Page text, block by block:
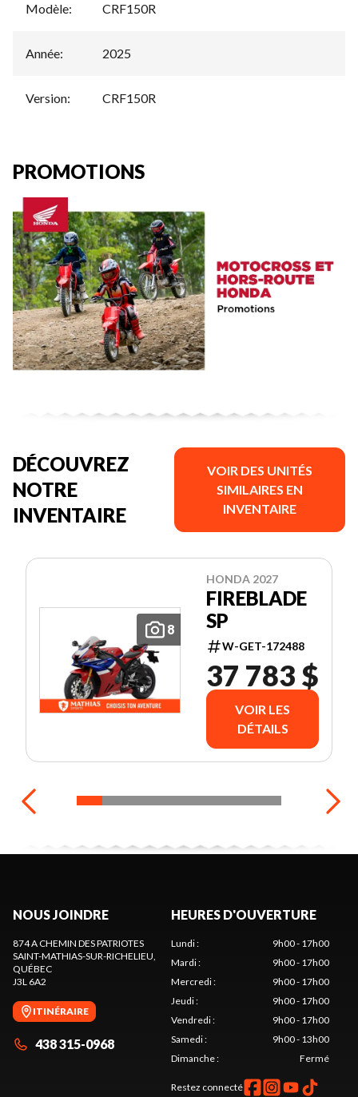
Modèle: CRF150R
Année: 2025
Version: CRF150R
PROMOTIONS
DÉCOUVREZ
NOTRE
INVENTAIRE
VOIR DES UNITÉS
SIMILAIRES EN
INVENTAIRE
8
HONDA 2027
FIREBLADE
SP
W-GET-172488
37 783 $
VOIR LES
DÉTAILS
NOUS JOINDRE
874 A CHEMIN DES PATRIOTES
SAINT-MATHIAS-SUR-RICHELIEU,
QUÉBEC
J3L 6A2
ITINÉRAIRE
438 315-0968
HEURES D'OUVERTURE
Lundi:
9h00 - 17h00
Mardi:
9h00 - 17h00
Mercredi:
9h00 - 17h00
Jeudi:
9h00 - 17h00
Vendredi:
9h00 - 17h00
Samedi:
9h00 - 13h00
Dimanche: Fermé
Restez connecté